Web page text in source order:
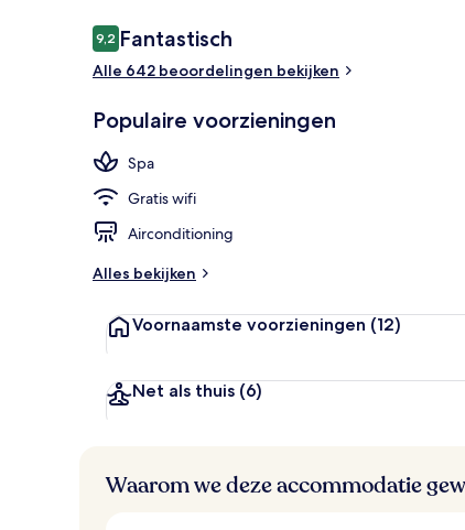
Beoordelingen
9,29,2 op 10 –
Fantastisch
Alle 642 beoordelingen bekijken
Populaire voorzieningen
Spa
Gratis wifi
Airconditioning
Alles bekijken
Voornaamste voorzieningen (12)
Net als thuis (6)
Waarom we deze accommodatie